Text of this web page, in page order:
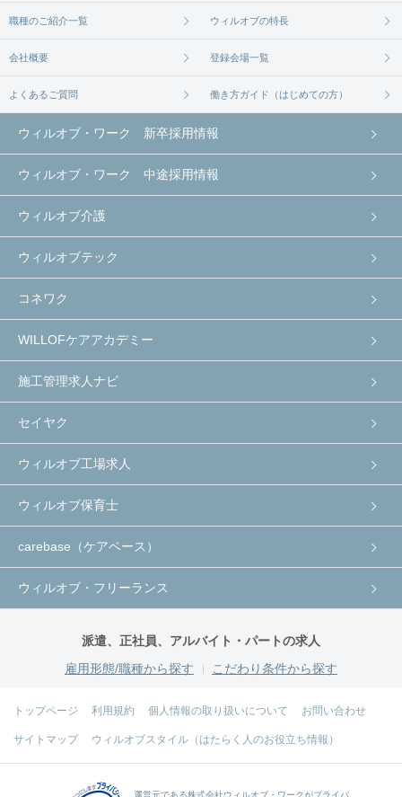
職種のご紹介一覧 ウィルオブの特長
会社概要 登録会場一覧
よくあるご質問 働き方ガイド（はじめての方）
ウィルオブ・ワーク 新卒採用情報
ウィルオブ・ワーク 中途採用情報
ウィルオブ介護
ウィルオブテック
コネワク
WILLOFケアアカデミー
施工管理求人ナビ
セイヤク
ウィルオブ工場求人
ウィルオブ保育士
carebase（ケアベース）
ウィルオブ・フリーランス
派遣、正社員、アルバイト・パートの求人
雇用形態/職種から探す
こだわり条件から探す
トップページ 利用規約 個人情報の取り扱いについて お問い合わせ
サイトマップ ウィルオブスタイル（はたらく人のお役立ち情報）